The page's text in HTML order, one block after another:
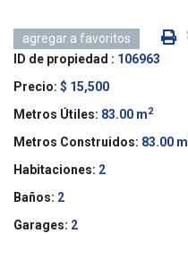
agregar a favoritos
ID de propiedad : 106963
Precio: $ 15,500
Metros Útiles: 83.00 m2
Metros Construidos: 83.00 m
Habitaciones: 2
Baños: 2
Garages: 2